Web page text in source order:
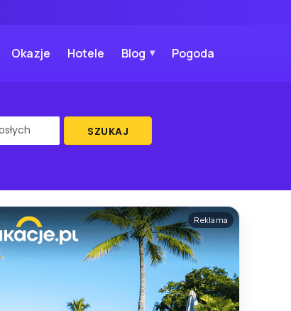
Okazje Hotele Blog Pogoda
SZUKAJ
Reklama